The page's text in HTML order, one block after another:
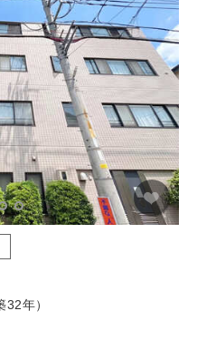
年）